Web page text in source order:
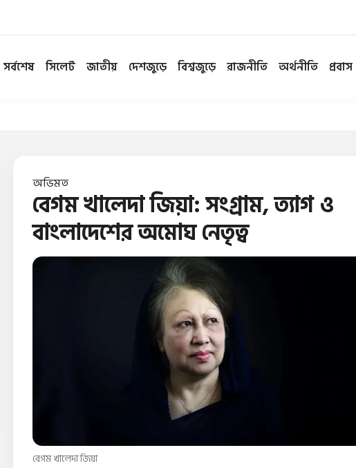
সর্বশেষ সিলেট জাতীয় দেশজুড়ে বিশ্বজুড়ে রাজনীতি অর্থনীতি প্রবাস
অভিমত
বেগম খালেদা জিয়া: সংগ্রাম, ত্যাগ ও
বাংলাদেশের অমোঘ নেতৃত্ব
বেগম খালেদা জিয়া